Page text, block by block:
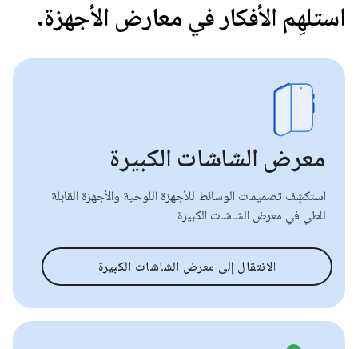
استلهِم الأفكار في معارض الأجهزة.
معرض الشاشات الكبيرة
استكشِف تصميمات الوسائط للأجهزة اللوحية والأجهزة القابلة
للطي في معرض الشاشات الكبيرة
الانتقال إلى معرض الشاشات الكبيرة